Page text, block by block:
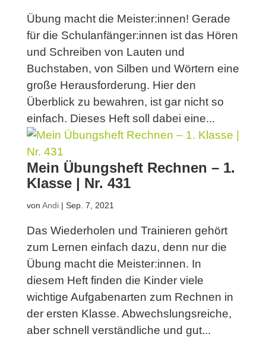
Übung macht die Meister:innen! Gerade
für die Schulanfänger:innen ist das Hören
und Schreiben von Lauten und
Buchstaben, von Silben und Wörtern eine
große Herausforderung. Hier den
Überblick zu bewahren, ist gar nicht so
einfach. Dieses Heft soll dabei eine...
Mein Übungsheft Rechnen – 1.
Klasse | Nr. 431
von Andi| Sep. 7, 2021
Das Wiederholen und Trainieren gehört
zum Lernen einfach dazu, denn nur die
Übung macht die Meister:innen. In
diesem Heft finden die Kinder viele
wichtige Aufgabenarten zum Rechnen in
der ersten Klasse. Abwechslungsreiche,
aber schnell verständliche und gut...